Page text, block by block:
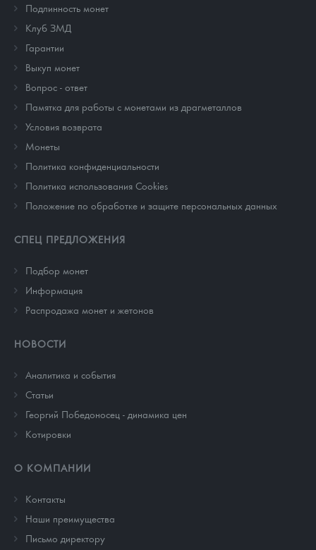
Подлинность монет
Клуб ЗМД
Гарантии
Выкуп монет
Вопрос - ответ
Памятка для работы с монетами из драгметаллов
Условия возврата
Монеты
Политика конфиденциальности
Политика использования Cookies
Положение по обработке и защите персональных данных
СПЕЦ ПРЕДЛОЖЕНИЯ
Подбор монет
Информация
Распродажа монет и жетонов
НОВОСТИ
Аналитика и события
Cтатьи
Георгий Победоносец - динамика цен
Котировки
О КОМПАНИИ
Контакты
Наши преимущества
Письмо директору